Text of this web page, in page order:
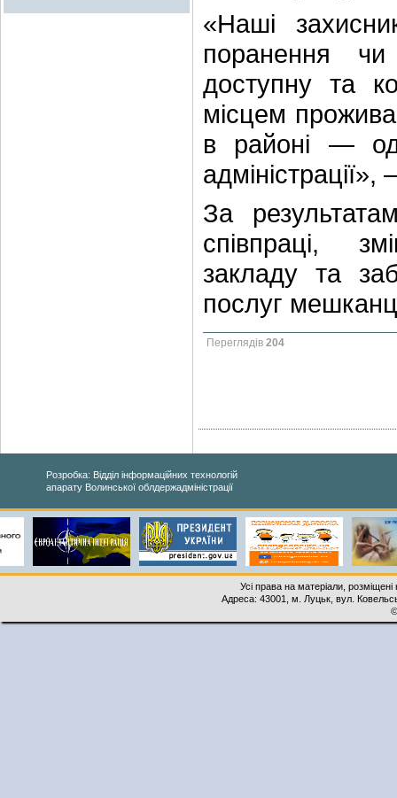
«Наші
поранення
доступну та
місцем
в районі —
За
співпраці,
закладу та
послуг
Переглядів 204
Розробка: Відділ інформаційних технологій
апарату Волинської облдержадміністрації
Усі права на матеріали,
Адреса: 43001, м. Луцьк, вул.